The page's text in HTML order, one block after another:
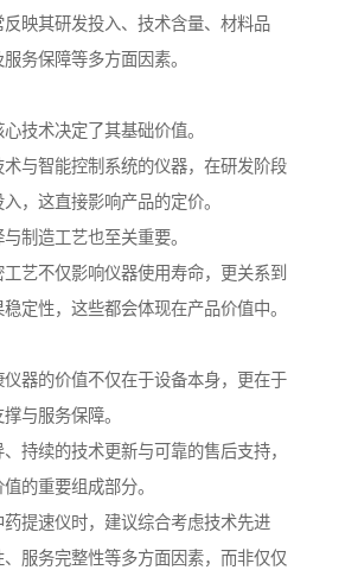
反映其研发投入、技术含量、材料品
务保障等多方面因素。
技术决定了其基础价值。
术与智能控制系统的仪器，在研发阶段
，这直接影响产品的定价。
制造工艺也至关重要。
艺不仅影响仪器使用寿命，更关系到
定性，这些都会体现在产品价值中。
仪器的价值不仅在于设备本身，更在于
与服务保障。
持续的技术更新与可靠的售后支持，
的重要组成部分。
药提速仪时，建议综合考虑技术先进
服务完整性等多方面因素，而非仅仅